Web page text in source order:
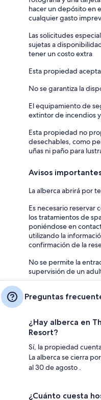
hacer un depósito en
cualquier gasto
Las solicitudes
sujetas a
tener un costo extra
Esta propiedad
No se garantiza la
El equipamiento de
extintor de incendios
Esta propiedad no
desechables, como
uñas ni paño para
Avisos
La alberca abrirá por
Es necesario reservar
los tratamientos de
poniéndose en
utilizando la
confirmación de la
No se permite la
supervisión de un
Preguntas
¿Hay alberca en
Resort?
Sí, la propiedad
La alberca se cierra
al 30 de agosto .
¿Cuánto cuesta